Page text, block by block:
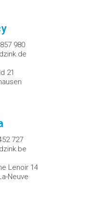
980
21
727
Lenoir 14
Neuve